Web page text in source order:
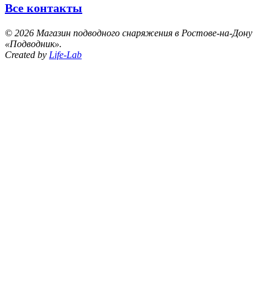
Все контакты
© 2026 Магазин подводного снаряжения в Ростове-на-Дону
«Подводник».
Created by Life-Lab